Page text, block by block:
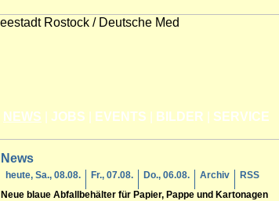
NEWS JOBS EVENTS BILDER SERVICE
News
heute, Sa., 08.08. Fr., 07.08. Do., 06.08. Archiv
RSS
Neue blaue Abfallbehälter für Papier, Pappe und Kartonagen